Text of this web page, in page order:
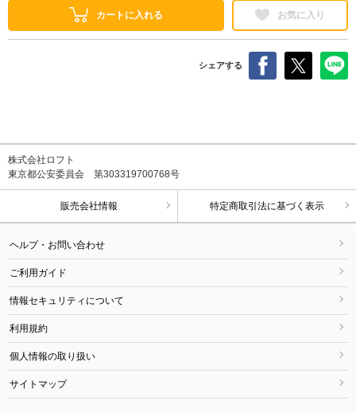
カートに入れる お気に入り
シェアする
株式会社ロフト
東京都公安委員会 第303319700768号
販売会社情報 特定商取引法に基づく表示
ヘルプ・お問い合わせ
ご利用ガイド
情報セキュリティについて
利用規約
個人情報の取り扱い
サイトマップ